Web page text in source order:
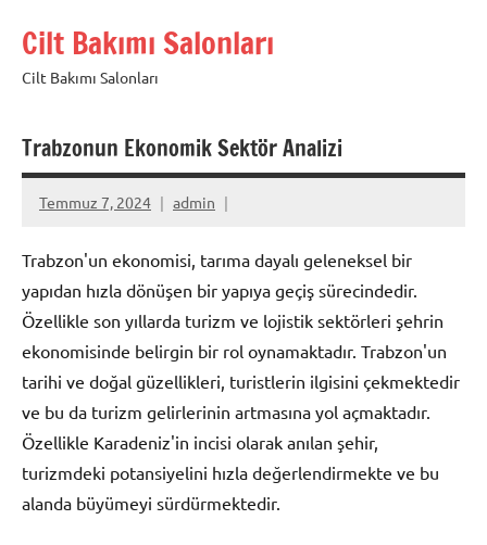
geçCilt Bakımı Salonları
Cilt Bakımı Salonları
Trabzonun Ekonomik Sektör Analizi
Temmuz 7, 2024 admin
Trabzon'un ekonomisi, tarıma dayalı geleneksel bir
yapıdan hızla dönüşen bir yapıya geçiş sürecindedir.
Özellikle son yıllarda turizm ve lojistik sektörleri şehrin
ekonomisinde belirgin bir rol oynamaktadır. Trabzon'un
tarihi ve doğal güzellikleri, turistlerin ilgisini çekmektedir
ve bu da turizm gelirlerinin artmasına yol açmaktadır.
Özellikle Karadeniz'in incisi olarak anılan şehir,
turizmdeki potansiyelini hızla değerlendirmekte ve bu
alanda büyümeyi sürdürmektedir.